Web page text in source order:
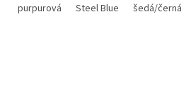
purpurová Steel Blue šedá/černá